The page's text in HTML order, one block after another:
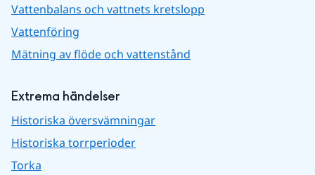
Vattenbalans och vattnets kretslopp
Vattenföring
Mätning av flöde och vattenstånd
Extrema händelser
Historiska översvämningar
Historiska torrperioder
Torka